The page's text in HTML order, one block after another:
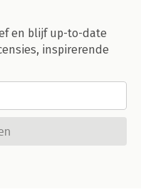
en blijf up-to-date
inspirerende